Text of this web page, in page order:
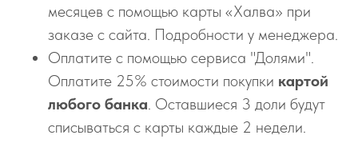
месяцев с помощью карты «Халва» при
заказе с сайта. Подробности у менеджера.
Оплатите с помощью сервиса "Долями".
Оплатите 25% стоимости покупки картой
любого банка . Оставшиеся 3 доли будут
списываться с карты каждые 2 недели.